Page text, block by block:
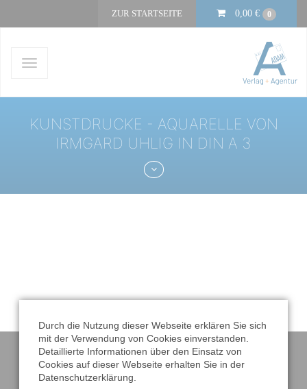
0,00 € 0
ZUR STARTSEITE
Navigation
KUNSTDRUCKE - AQUARELLE VON
IRMGARD UHLIG IN DIN A 3
Durch die Nutzung dieser Webseite erklären Sie sich
mit der Verwendung von Cookies einverstanden.
Detaillierte Informationen über den Einsatz von
Cookies auf dieser Webseite erhalten Sie in der
Datenschutzerklärung.